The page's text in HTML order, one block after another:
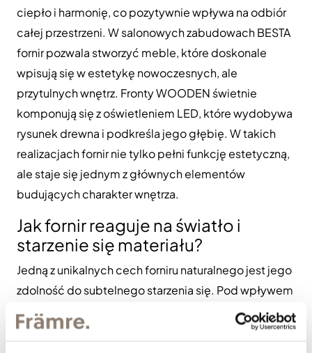
ciepło i harmonię, co pozytywnie wpływa na odbiór
całej przestrzeni. W salonowych zabudowach BESTA
fornir pozwala stworzyć meble, które doskonale
wpisują się w estetykę nowoczesnych, ale
przytulnych wnętrz. Fronty WOODEN świetnie
komponują się z oświetleniem LED, które wydobywa
rysunek drewna i podkreśla jego głębię. W takich
realizacjach fornir nie tylko pełni funkcję estetyczną,
ale staje się jednym z głównych elementów
budujących charakter wnętrza.
Jak fornir reaguje na światło i
starzenie się materiału?
Jedną z unikalnych cech forniru naturalnego jest jego
zdolność do subtelnego starzenia się. Pod wpływem
światła dziennego drewno może delikatnie zmieniać
tonację, co jest naturalnym procesem i często